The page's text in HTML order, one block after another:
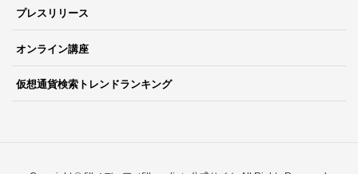
プレスリリース
オンライン講座
仮想通貨検索トレンドランキング